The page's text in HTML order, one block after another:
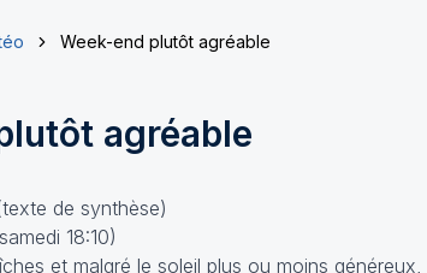
Week-end plutôt agréable
agréable
de synthèse)
18:10)
et malgré le soleil plus ou moins généreux,